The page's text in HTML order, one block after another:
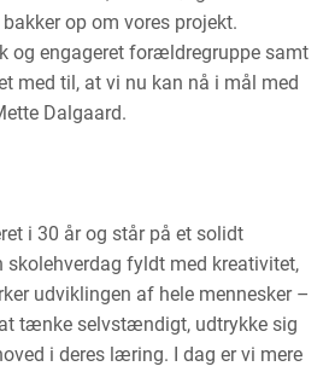
op om vores projekt.
og engageret forældregruppe samt
med til, at vi nu kan nå i mål med
Dalgaard.
i 30 år og står på et solidt
skolehverdag fyldt med kreativitet,
udviklingen af hele mennesker –
tænke selvstændigt, udtrykke sig
i deres læring. I dag er vi mere